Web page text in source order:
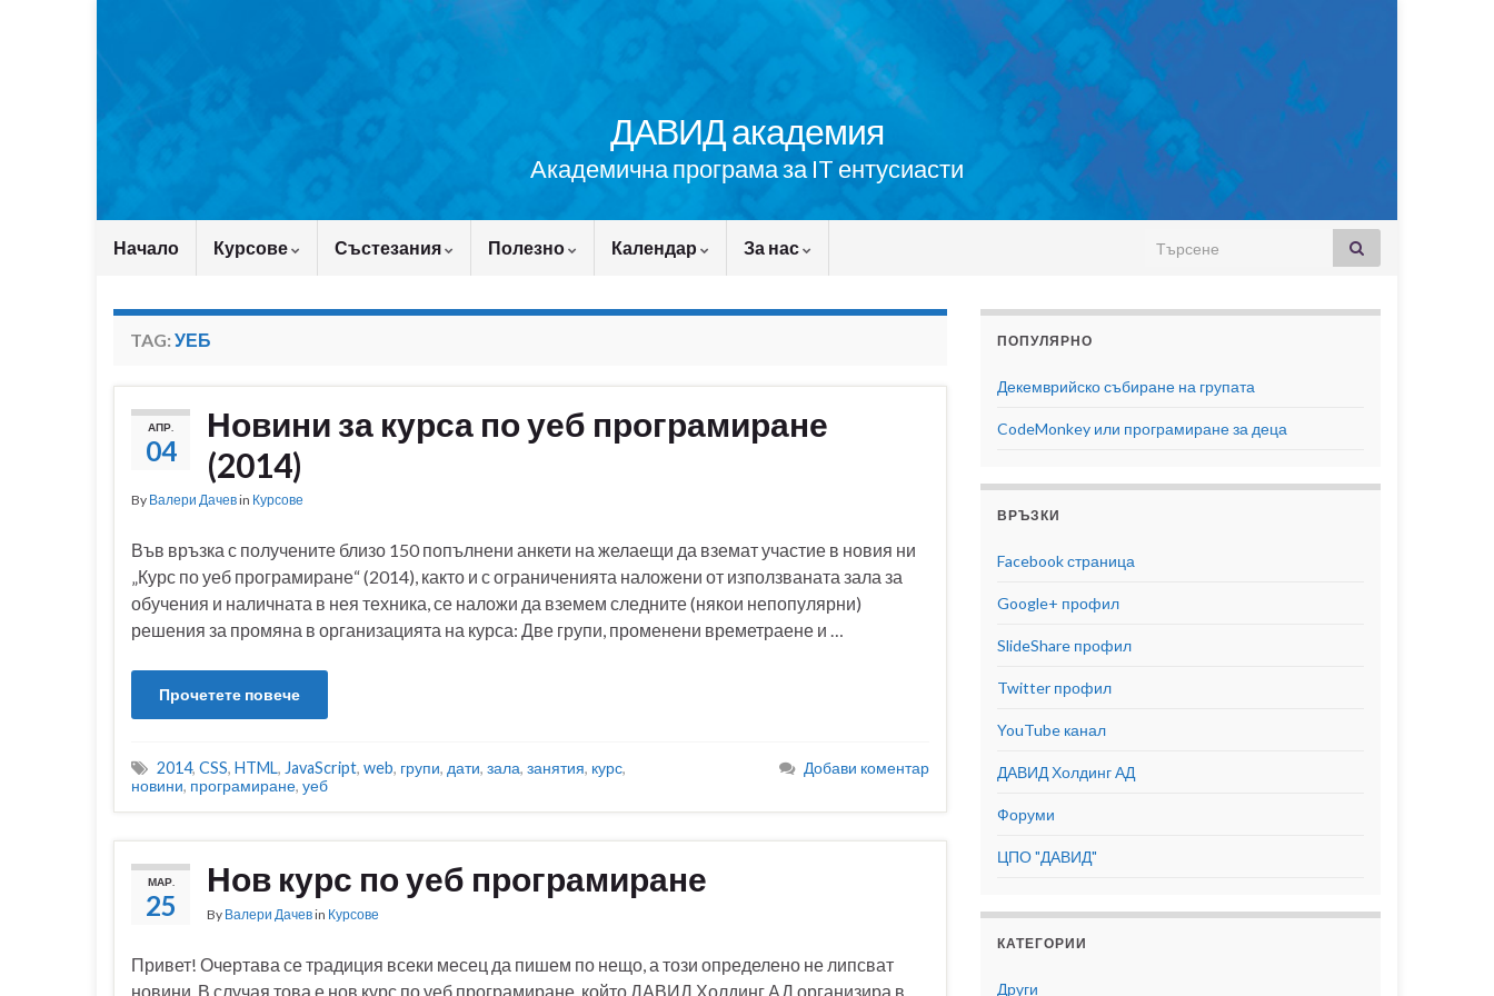
ДАВИД академия
Академична програма за IT ентусиасти
Начало Курсове Състезания Полезно Календар За нас Search for:
TAG: УЕБ
АПР.
04
Новини за курса по уеб програмиране
(2014)
By Валери Дачевin Курсове
Във връзка с получените близо 150 попълнени анкети на желаещи да вземат участие в новия ни
„Курс по уеб програмиране“ (2014), както и с ограниченията наложени от използваната зала за
обучения и наличната в нея техника, се наложи да вземем следните (някои непопулярни)
решения за промяна в организацията на курса: Две групи, променени времетраене и …
Прочетете повече
2014, CSS, HTML, JavaScript, web, групи, дати, зала, занятия, курс,
новини, програмиране, уеб
Добави коментар
МАР.
25
Нов курс по уеб програмиране
By Валери Дачевin Курсове
Привет! Очертава се традиция всеки месец да пишем по нещо, а този определено не липсват
новини. В случая това е нов курс по уеб програмиране, който ДАВИД Холдинг АД организира в
ПОПУЛЯРНО
Декемврийско събиране на групата
CodeMonkey или програмиране за деца
ВРЪЗКИ
Facebook страница
Google+ профил
SlideShare профил
Twitter профил
YouTube канал
ДАВИД Холдинг АД
Форуми
ЦПО "ДАВИД"
КАТЕГОРИИ
Други